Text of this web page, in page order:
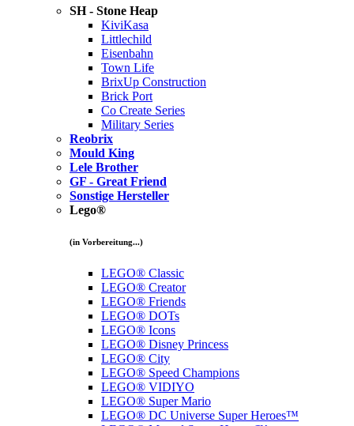
SH - Stone Heap
KiviKasa
Littlechild
Eisenbahn
Town Life
BrixUp Construction
Brick Port
Co Create Series
Military Series
Reobrix
Mould King
Lele Brother
GF - Great Friend
Sonstige Hersteller
Lego®
(in Vorbereitung...)
LEGO® Classic
LEGO® Creator
LEGO® Friends
LEGO® DOTs
LEGO® Icons
LEGO® Disney Princess
LEGO® City
LEGO® Speed Champions
LEGO® VIDIYO
LEGO® Super Mario
LEGO® DC Universe Super Heroes™